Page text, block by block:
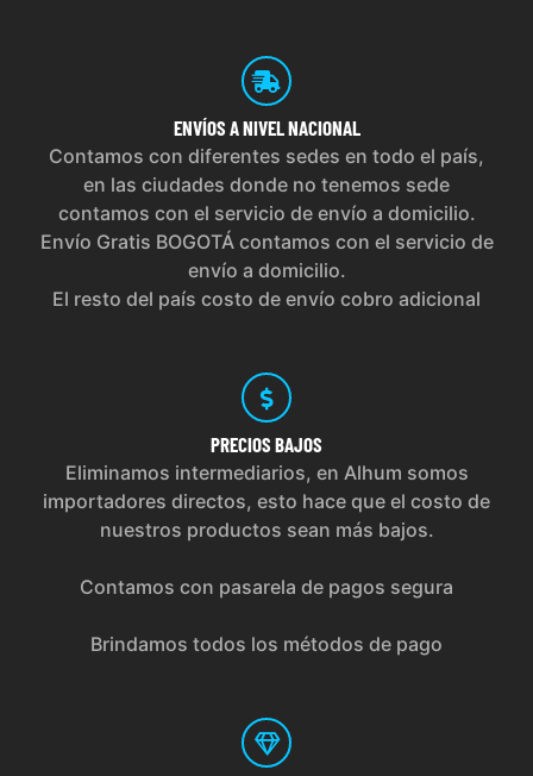
ENVÍOS A NIVEL NACIONAL
Contamos con diferentes sedes en todo el país,
en las ciudades donde no tenemos sede
contamos con el servicio de envío a domicilio.
Envío Gratis BOGOTÁ contamos con el servicio de
envío a domicilio.
El resto del país costo de envío cobro adicional
PRECIOS BAJOS
Eliminamos intermediarios, en Alhum somos
importadores directos, esto hace que el costo de
nuestros productos sean más bajos.
Contamos con pasarela de pagos segura
Brindamos todos los métodos de pago